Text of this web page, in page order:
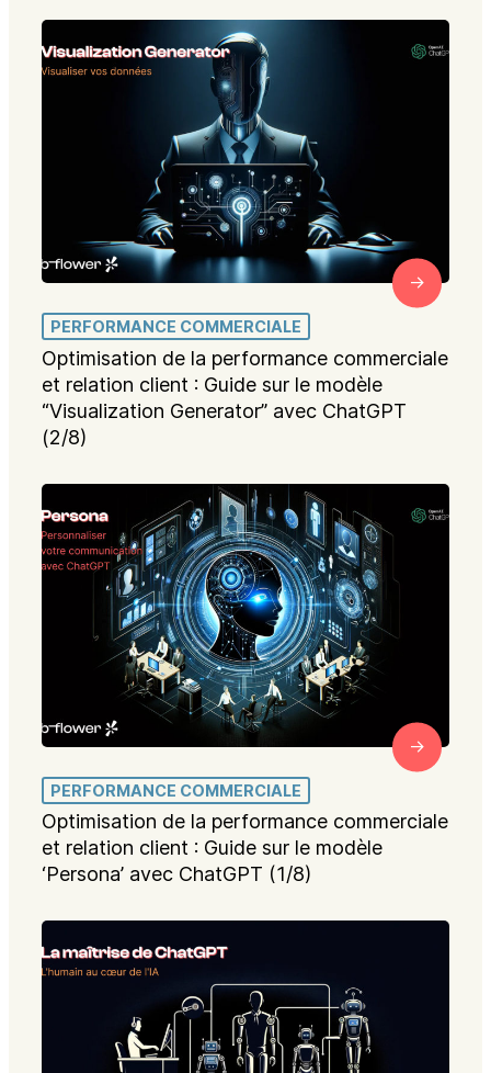
PERFORMANCE COMMERCIALE
Optimisation de la performance commerciale
et relation client : Guide sur le modèle
“Visualization Generator” avec ChatGPT
(2/8)
PERFORMANCE COMMERCIALE
Optimisation de la performance commerciale
et relation client : Guide sur le modèle
‘Persona’ avec ChatGPT (1/8)